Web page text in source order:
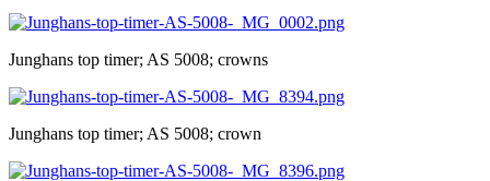
Junghans top timer; AS 5008; crowns
Junghans top timer; AS 5008; crown